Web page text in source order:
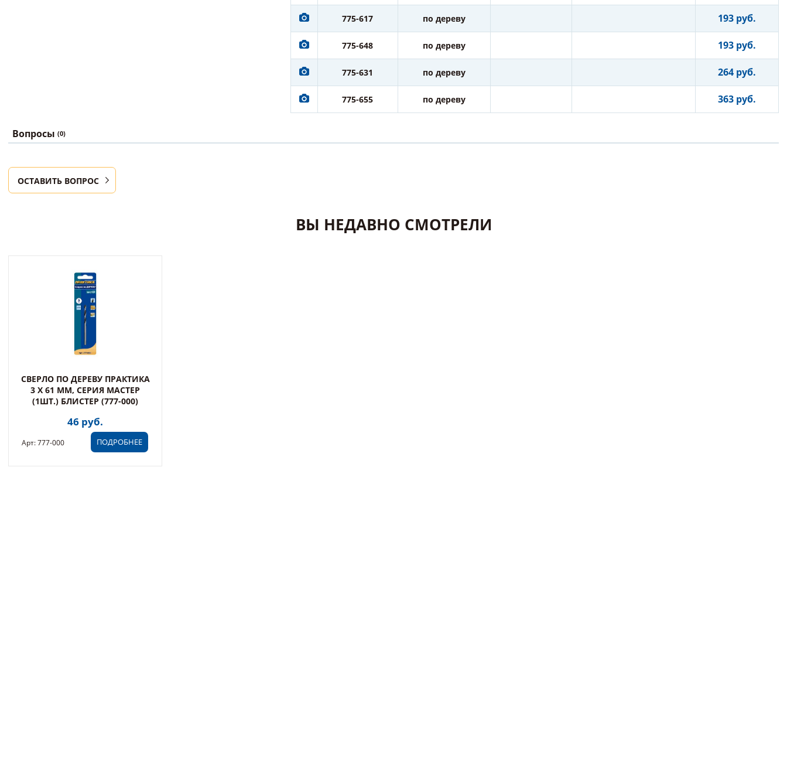
775-617 по дереву 193 руб.
775-648 по дереву 193 руб.
775-631 по дереву 264 руб.
775-655 по дереву 363 руб.
Вопросы (0)
ОСТАВИТЬ ВОПРОС
ВЫ НЕДАВНО СМОТРЕЛИ
СВЕРЛО ПО ДЕРЕВУ ПРАКТИКА
3 X 61 ММ, СЕРИЯ МАСТЕР
(1ШТ.) БЛИСТЕР (777-000)
46 руб.
ПОДРОБНЕЕ
Арт: 777-000